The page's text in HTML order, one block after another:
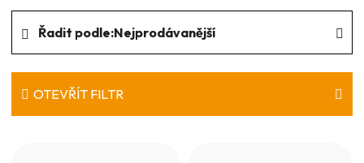
Ř
a
z
e
n
Řadit podle:Nejprodávanější
OTEVŘÍT FILTR